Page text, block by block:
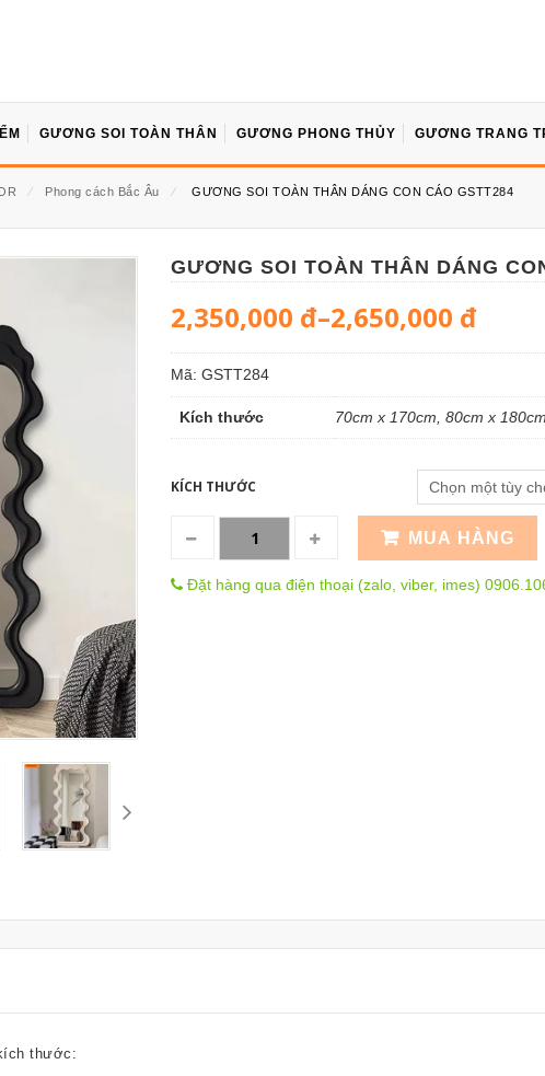
GƯƠNG SOI TOÀN THÂN GƯƠNG PHONG THỦY GƯƠNG TRANG
⁄ Phong cách Bắc Âu ⁄ GƯƠNG SOI TOÀN THÂN DÁNG CON CÁO GSTT284
GƯƠNG SOI TOÀN THÂN DÁNG
2,350,000 đ–2,650,000 đ
Mã: GSTT284
Kích thước 70cm x 170cm, 80cm x 180cm
KÍCH THƯỚC
MUA HÀNG
Đặt hàng qua điện thoại (zalo, viber, imes)
thước: